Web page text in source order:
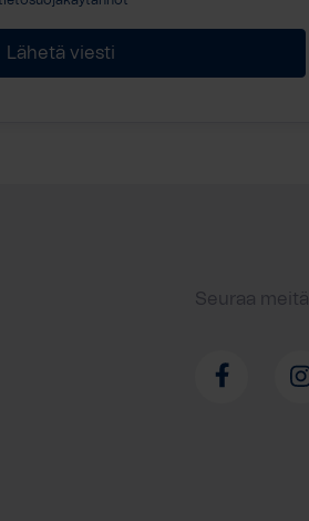
Seuraa meitä: